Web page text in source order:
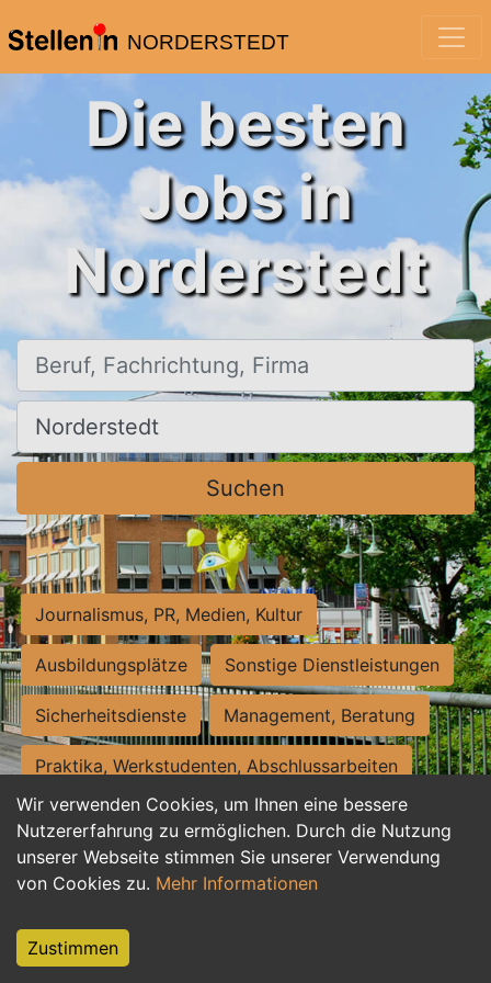
NORDERSTEDT
Wir verwenden Cookies, um Ihnen eine bessere
Nutzererfahrung zu ermöglichen. Durch die Nutzung
unserer Webseite stimmen Sie unserer Verwendung
von Cookies zu. Mehr Informationen
Zustimmen
Die besten
Jobs in
Norderstedt
Beruf, Fachrichtung, Firma
Ort, Stadt
Suchen
Journalismus, PR, Medien, Kultur
Ausbildungsplätze Sonstige Dienstleistungen
Sicherheitsdienste Management, Beratung
Praktika, Werkstudenten, Abschlussarbeiten
Personalwesen Assistenz, Sekretariat
Hilfskräfte, Aushilfs- und Nebenjobs
Weiterbildung, Studium, duale Ausbildung